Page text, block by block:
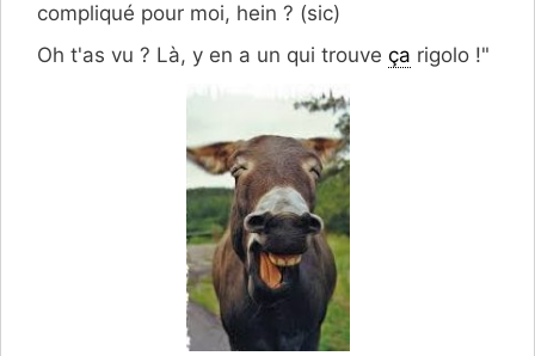
compliqué pour moi, hein ? (sic)
Oh t'as vu ? Là, y en a un qui trouve ça rigolo !"